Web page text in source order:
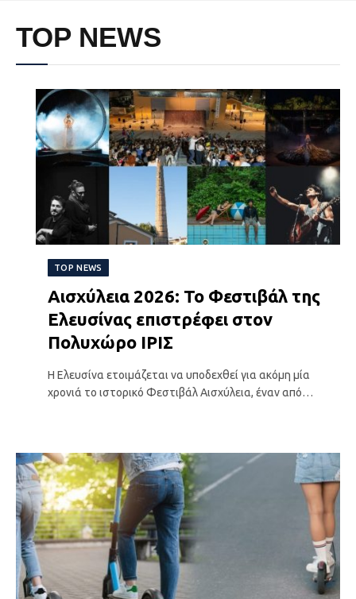
TOP NEWS
TOP NEWS
Αισχύλεια 2026: Το Φεστιβάλ της
Ελευσίνας επιστρέφει στον
Πολυχώρο ΙΡΙΣ
Η Ελευσίνα ετοιμάζεται να υποδεχθεί για ακόμη μία
χρονιά το ιστορικό Φεστιβάλ Αισχύλεια, έναν από…